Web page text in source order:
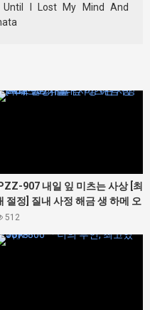
Until I Lost My Mind And
IPZZ-907 내일 잎 미츠는 사상 [최
절정] 질내 사정 해금 생 하메 오
가즘
512